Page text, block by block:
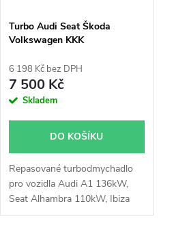
p
r
o
u
k
s
p
r
o
d
u
k
Turbo Audi Seat Škoda
Volkswagen KKK
110kW 118kW 125kW
132kW 136kW
6 198 Kč bez DPH
7 500 Kč
Skladem
DO KOŠÍKU
Repasované turbodmychadlo
pro vozidla Audi A1 136kW,
Seat Alhambra 110kW, Ibiza
110kW 132kW, Škoda Fabia